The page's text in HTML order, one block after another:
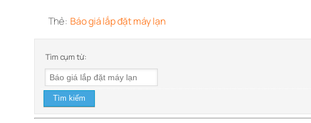
Thẻ: Báo giá lắp đặt máy lạn
Tìm cụm từ: